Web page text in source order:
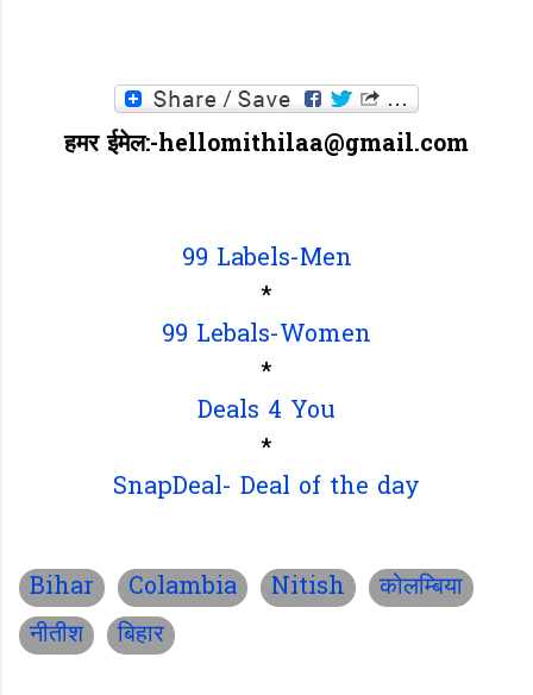
हमर ईमेल:-hellomithilaa@gmail.com
99 Labels-Men
*
99 Lebals-Women
*
Deals 4 You
*
SnapDeal- Deal of the day
Bihar Colambia Nitish
कोलम्बिया
नीतीश
बिहार